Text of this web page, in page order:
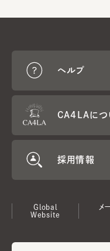
ヘルプ
CA4LAにつ
採用情報
Global
Website
メ